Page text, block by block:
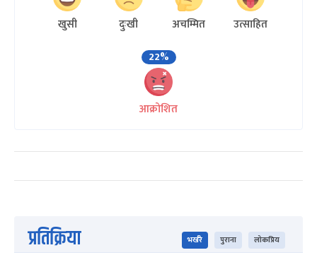
खुसी दुःखी अचम्मित
उत्साहित
22%
आक्रोशित
प्रतिक्रिया भर्खरै पुराना लोकप्रिय